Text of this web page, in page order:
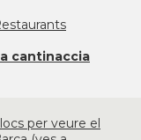
cantinaccia
per veure el